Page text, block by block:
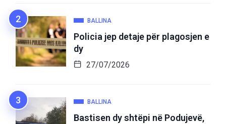
BALLINA
Policia jep detaje për plagosjen e
dy
27/07/2026
BALLINA
Bastisen dy shtëpi në Podujevë,